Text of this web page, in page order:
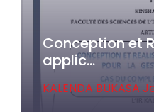
Conception et
applic...
KALENDA BUKASA